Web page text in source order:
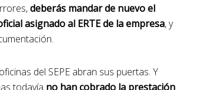
deberás mandar de nuevo el
asignado al ERTE de la empresa, y
del SEPE abran sus puertas. Y
todavía no han cobrado la prestación